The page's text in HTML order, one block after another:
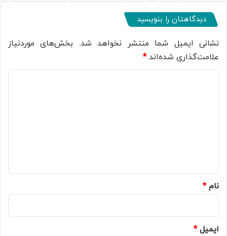
دیدگاهتان را بنویسید
نشانی ایمیل شما منتشر نخواهد شد. بخش‌های موردنیاز
علامت‌گذاری شده‌اند*
نام*
ایمیل*